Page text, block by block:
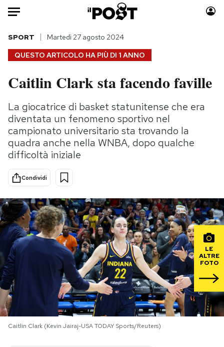
Auto
HOME
Italia
Politica
Tecnologia
Internet
Scienza
Cultura
Economia
Sport
Moda
Consumismi
Storie/Idee
Ok Boomer!
Mondiali calcio 2026
PODCAST
NEWSLETTER
I MIEI PREFERITI
QUESTO ARTICOLO HA PIÙ DI 1 ANNO
SPORT Martedì 27 agosto 2024
Caitlin Clark sta facendo faville
La giocatrice di basket statunitense che era
diventata un fenomeno sportivo nel
campionato universitario sta trovando la
quadra anche nella WNBA, dopo qualche
difficoltà iniziale
Condividi
LE
ALTRE
FOTO
Caitlin Clark (Kevin Jairaj-USA TODAY Sports/Reuters)